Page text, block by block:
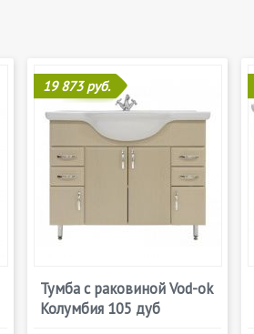
19 873 руб.
Тумба с раковиной Vod-ok
Колумбия 105 дуб